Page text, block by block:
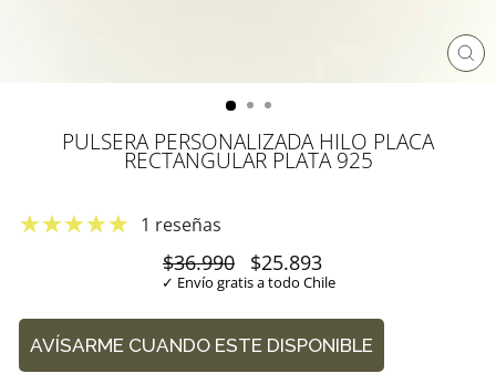
PULSERA PERSONALIZADA HILO PLACA
RECTANGULAR PLATA 925
1 reseñas
Precio
habitual
$36.990
Precio
de
$25.893
✓ Envío gratis a todo Chile
AVÍSARME CUANDO ESTE DISPONIBLE